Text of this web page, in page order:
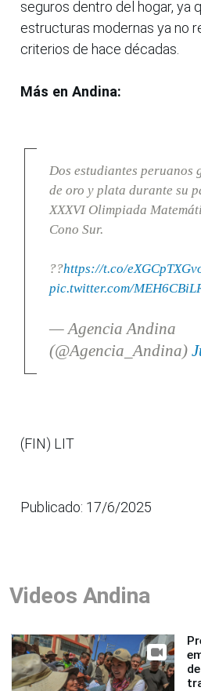
seguros dentro del hogar, ya
estructuras modernas ya no
criterios de hace décadas.
Más en Andina:
Dos estudiantes peruanos
de oro y plata durante su
XXXVI Olimpiada
Cono Sur.
??https://t.co/
pic.twitter.com/
— Agencia Andina
(@Agencia_Andina)
(FIN) LIT
Publicado: 17/6/2025
Videos Andina